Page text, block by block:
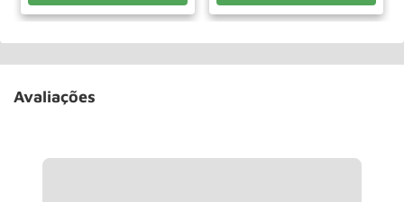
Avaliações